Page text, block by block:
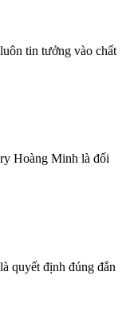
tin tưởng vào chất
Hoàng Minh là đối
quyết định đúng đắn